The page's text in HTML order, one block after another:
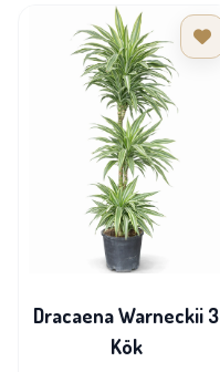
Dracaena Warneckii 3
Kök